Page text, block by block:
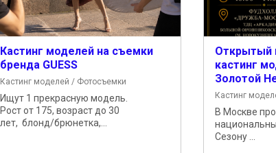
Кастинг моделей на съемки
бренда GUESS
Кастинг моделей / Фотосъемки
Ищут 1 прекрасную модель.
Рост от 175, возраст до 30
лет, блонд/брюнетка,...
Открытый
кастинг
Золотой
Кастинг
В Москве
Сезону ...